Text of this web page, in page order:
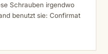
Schrauben irgendwo
benutzt sie: Confirmat